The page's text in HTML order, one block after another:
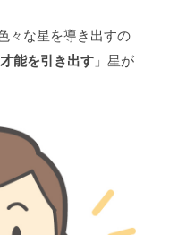
々な星を導き出すの
能を引き出す 」星が